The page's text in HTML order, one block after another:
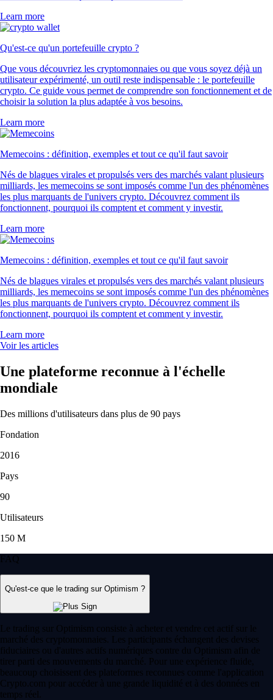
Learn more
Qu'est-ce qu'un portefeuille crypto ?
Que vous découvriez les cryptomonnaies ou que vous soyez déjà un
utilisateur expérimenté, un outil reste indispensable : le portefeuille
crypto. Ce guide vous permet de comprendre son fonctionnement et de
choisir la solution la plus adaptée à vos besoins.
Learn more
Memecoins : définition, exemples et tout ce qu'il faut savoir
Nés de blagues virales et propulsés vers des marchés valant plusieurs
milliards, les memecoins se sont imposés comme l'un des phénomènes
les plus marquants de l'univers crypto. Découvrez comment ils
fonctionnent, pourquoi ils comptent et comment y investir.
Learn more
Memecoins : définition, exemples et tout ce qu'il faut savoir
Nés de blagues virales et propulsés vers des marchés valant plusieurs
milliards, les memecoins se sont imposés comme l'un des phénomènes
les plus marquants de l'univers crypto. Découvrez comment ils
fonctionnent, pourquoi ils comptent et comment y investir.
Learn more
Voir les articles
Une plateforme reconnue à l'échelle
mondiale
Des millions d'utilisateurs dans plus de 90 pays
Fondation
2016
Pays
90
Utilisateurs
150 M
FAQ
Qu'est-ce que le trading sur Optimism ?
Le trading sur Optimism consiste à acheter et vendre cet actif sur le
marché des cryptomonnaies. Les participants échangent des devises
fiduciaires ou d'autres actifs numériques contre du Optimism afin de
tirer parti des mouvements du marché. Pour une expérience fluide,
beaucoup choisissent des plateformes reconnues comme l'application
Crypto.com pour accéder à une grande liquidité et à des données en
temps réel.